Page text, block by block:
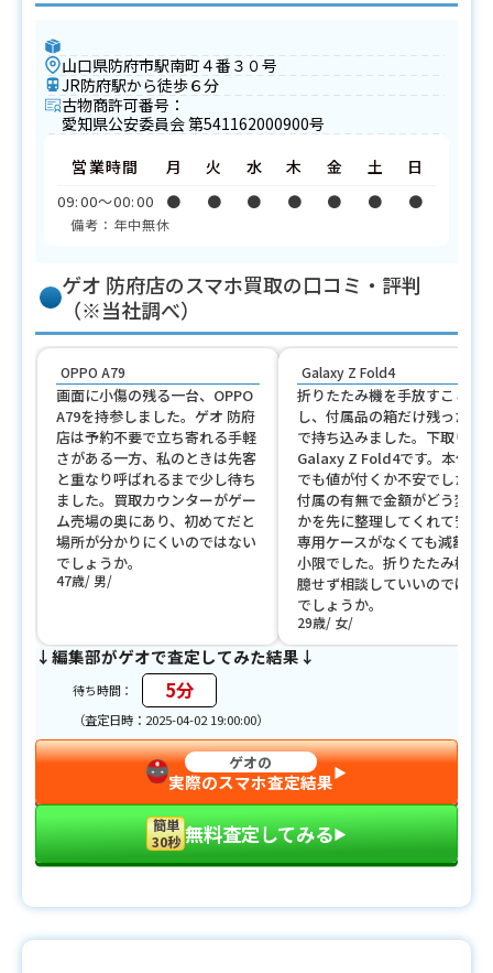
山口県防府市駅南町４番３０号
JR防府駅から徒歩６分
古物商許可番号：
愛知県公安委員会 第541162000900号
営業時間
09:00〜00:00
月
●
火
●
水
●
木
●
金
●
土
●
日
●
備考：年中無休
ゲオ 防府店のスマホ買取の口コミ・評判
（※当社調べ）
OPPO A79
画面に小傷の残る一台、OPPO
A79を持参しました。ゲオ 防府
店は予約不要で立ち寄れる手軽
さがある一方、私のときは先客
と重なり呼ばれるまで少し待ち
ました。買取カウンターがゲー
ム売場の奥にあり、初めてだと
場所が分かりにくいのではない
でしょうか。
47歳 男
Galaxy Z Fold4
折りたたみ機を手放すことに
し、付属品の箱だけ残った状
で持ち込みました。下取りは
Galaxy Z Fold4です。本体だ
でも値が付くか不安でしたが
付属の有無で金額がどう変わ
かを先に整理してくれて安心
専用ケースがなくても減額は
小限でした。折りたたみ機で
臆せず相談していいのではな
でしょうか。
29歳 女
↓編集部がゲオで査定してみた結果↓
待ち時間： 5分
（査定日時：2025-04-02 19:00:00）
ゲオの
実際のスマホ査定結果▶︎
簡単
30秒 無料査定してみる▶︎